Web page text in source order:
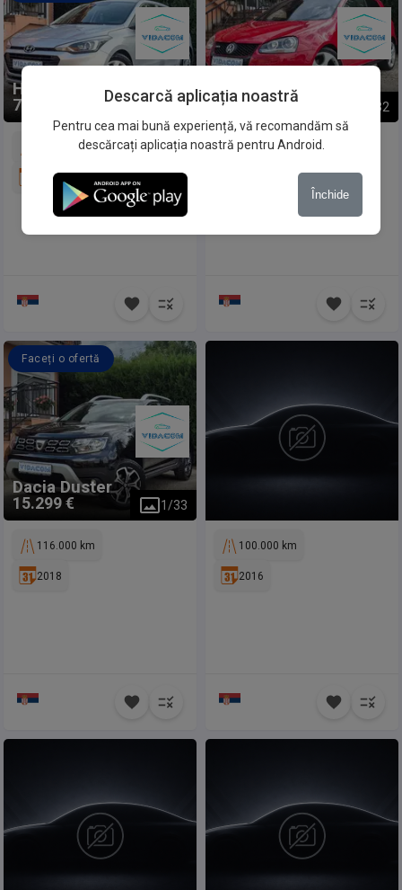
Hyundai
7.299 € 1 32
209.000 km
2015
Volkswagen
6.999 € 32
216.000 km
Dacia Duster
15.299 €
Faceți o ofertă
1 /33
116.000 km
2018
100.000 km
2016
Descarcă aplicația noastră
Pentru cea mai bună experiență, vă recomandăm să
descărcați aplicația noastră pentru Android.
Închide